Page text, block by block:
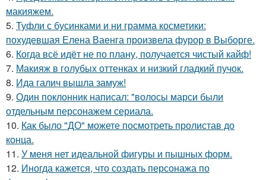
макияжем.
5. Туфли с бусинками и ни грамма косметики:
похудевшая Елена Ваенга произвела фурор в Выборге.
6. Когда всё идёт не по плану, получается чистый кайф!
7. Макияж в голубых оттенках и низкий гладкий пучок.
8. Ида галич вышла замуж!
9. Один поклонник написал: "волосы марси были
отдельным персонажем сериала.
10. Как было "ДО" можете посмотреть пролистав до
конца.
11. У меня нет идеальной фигуры и пышных форм.
12. Иногда кажется, что создать персонажа по